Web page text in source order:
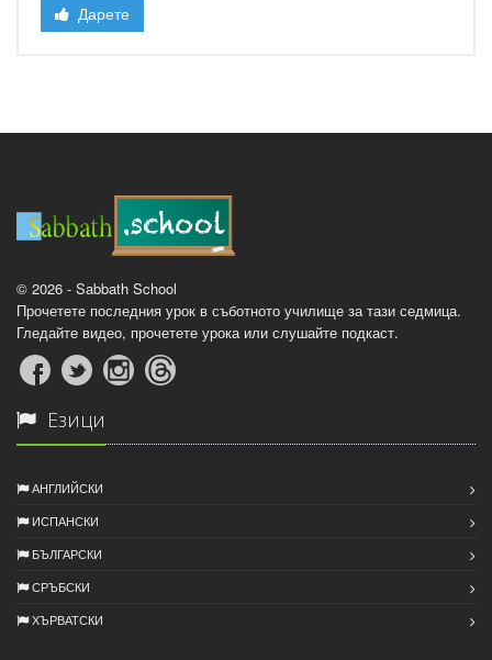
Дарете
© 2026 - Sabbath School
Прочетете последния урок в съботното училище за тази седмица.
Гледайте видео, прочетете урока или слушайте подкаст.
Езици
АНГЛИЙСКИ
ИСПАНСКИ
БЪЛГАРСКИ
СРЪБСКИ
ХЪРВАТСКИ